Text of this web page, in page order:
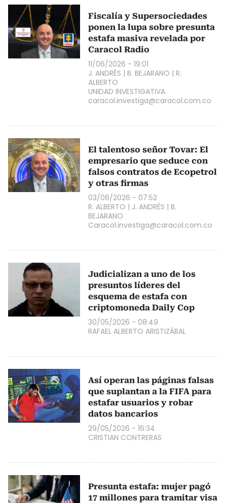
Fiscalía y Supersociedades
ponen la lupa sobre presunta
estafa masiva revelada por
Caracol Radio
11/06/2026 - 19:01
J. ANDRÉS | B. BEJARANO | R.
ALBERTO
UNIDAD INVESTIGATIVA
caracol.investiga@caracol.com.co
El talentoso señor Tovar: El
empresario que seduce con
falsos contratos de Ecopetrol
y otras firmas
03/06/2026 - 07:52
R. ALBERTO | J. ANDRÉS | B.
BEJARANO
Caracol.investiga@caracol.com.co
Judicializan a uno de los
presuntos líderes del
esquema de estafa con
criptomoneda Daily Cop
30/05/2026 - 08:49
RAFAEL ALBERTO ARISTIZÁBAL
Así operan las páginas falsas
que suplantan a la FIFA para
estafar usuarios y robar
datos bancarios
29/05/2026 - 16:34
CRISTIAN CONTRERAS
Presunta estafa: mujer pagó
17 millones para tramitar visa